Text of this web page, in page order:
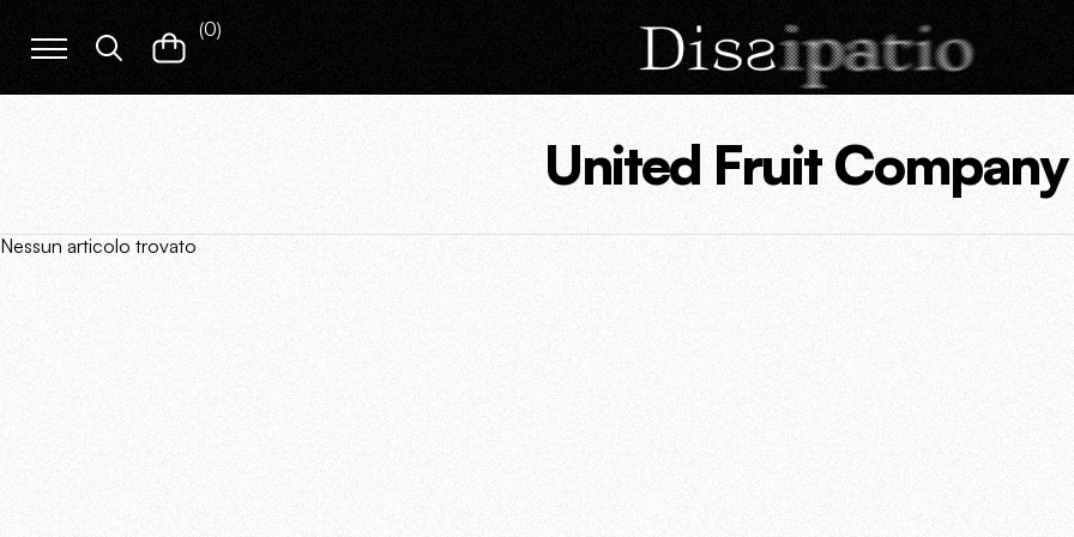
(0)
United Fruit Company
Nessun articolo trovato